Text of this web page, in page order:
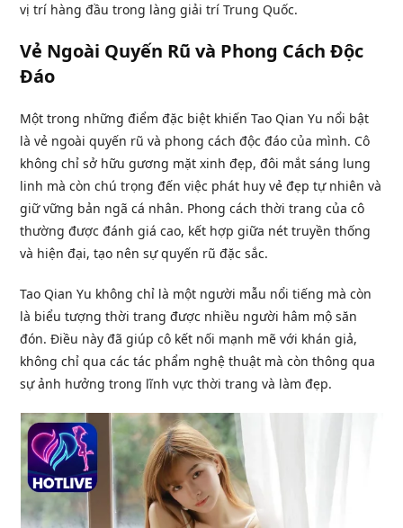
vị trí hàng đầu trong làng giải trí Trung Quốc.
Vẻ Ngoài Quyến Rũ và Phong Cách Độc
Đáo
Một trong những điểm đặc biệt khiến Tao Qian Yu nổi bật
là vẻ ngoài quyến rũ và phong cách độc đáo của mình. Cô
không chỉ sở hữu gương mặt xinh đẹp, đôi mắt sáng lung
linh mà còn chú trọng đến việc phát huy vẻ đẹp tự nhiên và
giữ vững bản ngã cá nhân. Phong cách thời trang của cô
thường được đánh giá cao, kết hợp giữa nét truyền thống
và hiện đại, tạo nên sự quyến rũ đặc sắc.
Tao Qian Yu không chỉ là một người mẫu nổi tiếng mà còn
là biểu tượng thời trang được nhiều người hâm mộ săn
đón. Điều này đã giúp cô kết nối mạnh mẽ với khán giả,
không chỉ qua các tác phẩm nghệ thuật mà còn thông qua
sự ảnh hưởng trong lĩnh vực thời trang và làm đẹp.